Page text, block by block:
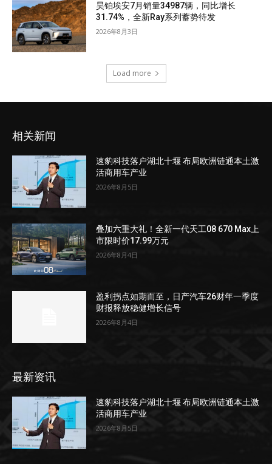
昊铂埃安7月销量34987辆，同比增长
31.74%，全新Ray系列蓄势待发
2026年8月3日
Load more
相关新闻
速豹科技落户湖北十堰 布局欧洲链通本土激
活商用车产业
2026年8月5日
叠加六重大礼！全新一代天工08 670 Max上
市限时价17.99万元
2026年8月4日
盈利拐点如期而至，日产汽车26财年一季度
财报释放稳健增长信号
2026年8月4日
最新资讯
速豹科技落户湖北十堰 布局欧洲链通本土激
活商用车产业
2026年8月5日